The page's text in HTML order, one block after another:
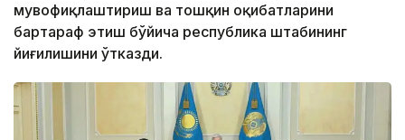
мувофиқлаштириш ва тошқин оқибатларини
бартараф этиш бўйича республика штабининг
йиғилишини ўтказди.